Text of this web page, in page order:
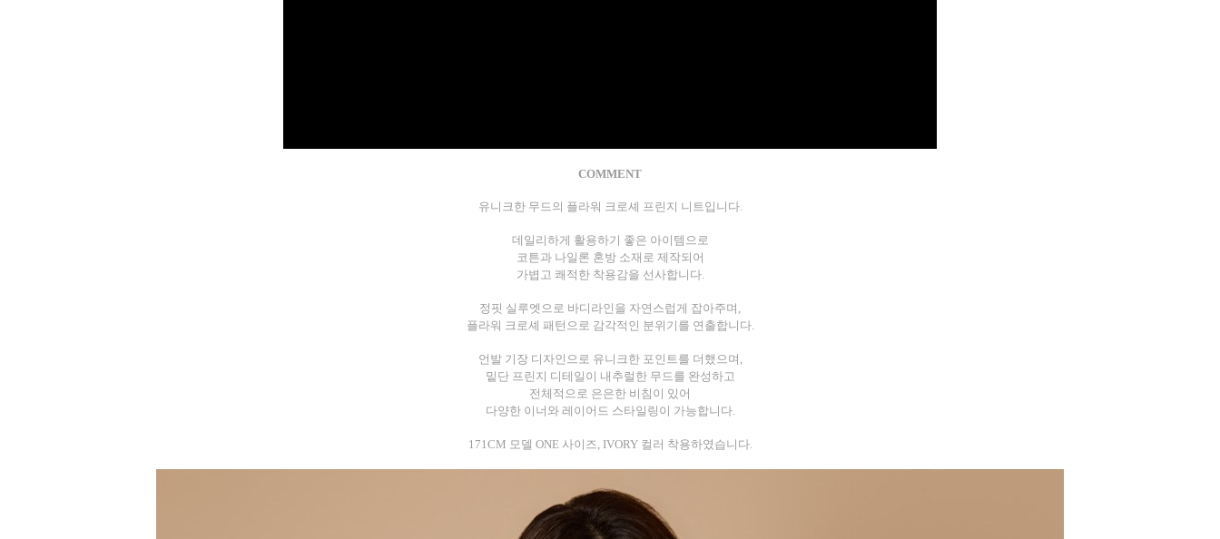
COMMENT
유니크한 무드의 플라워 크로셰 프린지 니트입니다.
데일리하게 활용하기 좋은 아이템으로
코튼과 나일론 혼방 소재로 제작되어
가볍고 쾌적한 착용감을 선사합니다.
정핏 실루엣으로 바디라인을 자연스럽게 잡아주며,
플라워 크로셰 패턴으로 감각적인 분위기를 연출합니다.
언발 기장 디자인으로 유니크한 포인트를 더했으며,
밑단 프린지 디테일이 내추럴한 무드를 완성하고
전체적으로 은은한 비침이 있어
다양한 이너와 레이어드 스타일링이 가능합니다.
171CM 모델 ONE 사이즈, IVORY 컬러 착용하였습니다.